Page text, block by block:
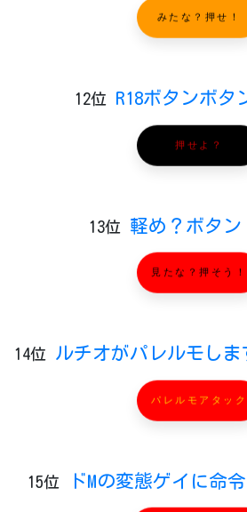
みたな？押せ！
12位 R18ボタンボタ
押せよ？
13位 軽め？ボタン
見たな？押そう！
14位 ルチオがパレルモしま
パレルモアタック
15位 ドMの変態ゲイに命